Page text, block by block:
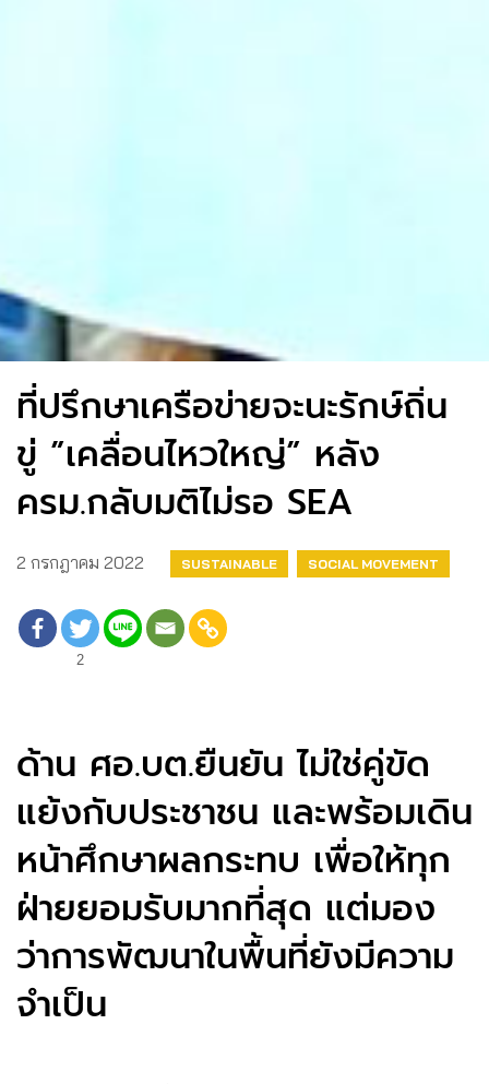
ที่ปรึกษาเครือข่ายจะนะรักษ์ถิ่น
ขู่ ”เคลื่อนไหวใหญ่” หลัง
ครม.กลับมติไม่รอ SEA
2 กรกฎาคม 2022 SUSTAINABLE SOCIAL MOVEMENT
2
ด้าน ศอ.บต.ยืนยัน ไม่ใช่คู่ขัด
แย้งกับประชาชน และพร้อมเดิน
หน้าศึกษาผลกระทบ เพื่อให้ทุก
ฝ่ายยอมรับมากที่สุด แต่มอง
ว่าการพัฒนาในพื้นที่ยังมีความ
จำเป็น